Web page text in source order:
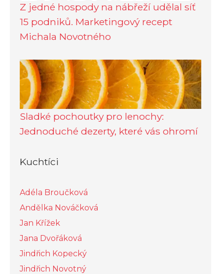
Z jedné hospody na nábřeží udělal síť
15 podniků. Marketingový recept
Michala Novotného
Sladké pochoutky pro lenochy:
Jednoduché dezerty, které vás ohromí
Kuchtíci
Adéla Broučková
Andělka Nováčková
Jan Křížek
Jana Dvořáková
Jindřich Kopecký
Jindřich Novotný